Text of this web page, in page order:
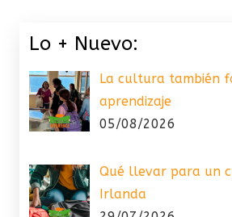
Lo + Nuevo:
La cultura también
aprendizaje
05/08/2026
Qué llevar para un
Irlanda